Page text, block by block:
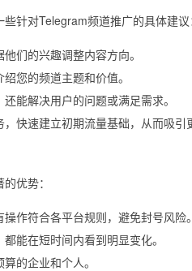
针对Telegram频道推广的具体建议
们的兴趣调整内容方向。
您的频道主题和价值。
能解决用户的问题或满足需求。
快速建立初期流量基础，从而吸引
优势：
作符合各平台规则，避免封号风险。
能在短时间内看到明显变化。
的企业和个人。